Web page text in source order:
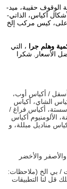
الوقوف حقيبة، ميد-
أكياس، الذاتي-
كيس مركب إلخ
وهلم جرا
، التي
الأسعار.
شكرا
أسفل / أكياس أوب،
الشاي، أكياس
سستة، أكياس فراغ /
الألومنيوم أكياس
مناديل مبللة، و
والأصفر والأخضر
/ بي الخ (ملاحظات:
قل لنا التطبيقات